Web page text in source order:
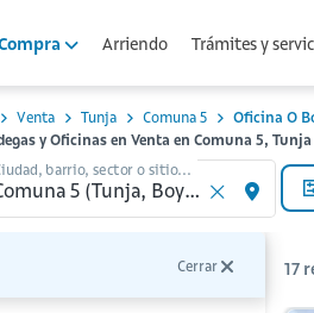
Arriendo Trámites y
Venta Tunja Comuna 5
Oficina O
y Oficinas en Venta en Comuna 5, Tunja
barrio, sector o sitio...
Cerrar 17